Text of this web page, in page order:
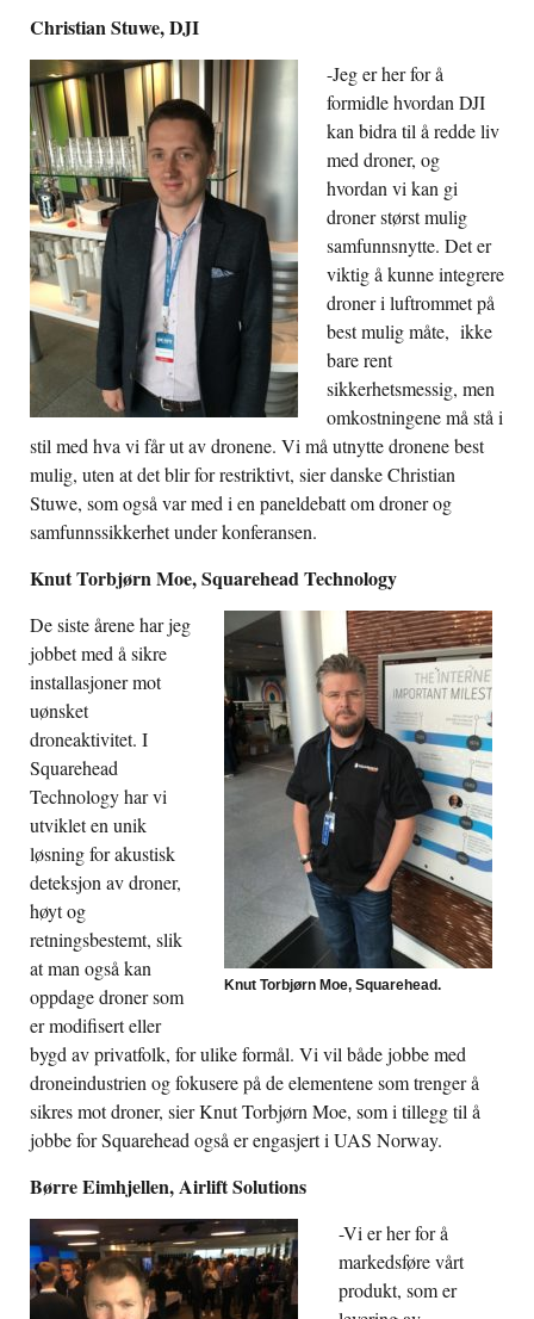
Christian Stuwe, DJI
-Jeg er her for å
formidle hvordan DJI
kan bidra til å redde liv
med droner, og
hvordan vi kan gi
droner størst mulig
samfunnsnytte. Det er
viktig å kunne integrere
droner i luftrommet på
best mulig måte, ikke
bare rent
sikkerhetsmessig, men
omkostningene må stå i
stil med hva vi får ut av dronene. Vi må utnytte dronene best
mulig, uten at det blir for restriktivt, sier danske Christian
Stuwe, som også var med i en paneldebatt om droner og
samfunnssikkerhet under konferansen.
Knut Torbjørn Moe, Squarehead Technology
Knut Torbjørn Moe, Squarehead.
De siste årene har jeg
jobbet med å sikre
installasjoner mot
uønsket
droneaktivitet. I
Squarehead
Technology har vi
utviklet en unik
løsning for akustisk
deteksjon av droner,
høyt og
retningsbestemt, slik
at man også kan
oppdage droner som
er modifisert eller
bygd av privatfolk, for ulike formål. Vi vil både jobbe med
droneindustrien og fokusere på de elementene som trenger å
sikres mot droner, sier Knut Torbjørn Moe, som i tillegg til å
jobbe for Squarehead også er engasjert i UAS Norway.
Børre Eimhjellen, Airlift Solutions
-Vi er her for å
markedsføre vårt
produkt, som er